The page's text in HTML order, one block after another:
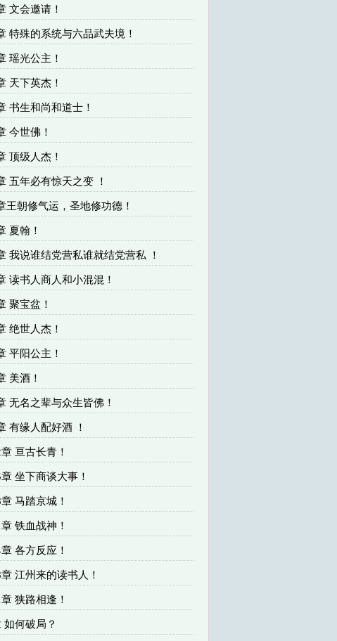
文会邀请！
特殊的系统与六品武夫境！
瑶光公主！
天下英杰！
书生和尚和道士！
今世佛！
顶级人杰！
五年必有惊天之变 ！
王朝修气运，圣地修功德！
夏翰！
我说谁结党营私谁就结党营私 ！
读书人商人和小混混！
聚宝盆！
绝世人杰！
平阳公主！
美酒！
无名之辈与众生皆佛！
有缘人配好酒 ！
亘古长青！
坐下商谈大事！
马踏京城！
铁血战神！
各方反应！
江州来的读书人！
狭路相逢！
如何破局？